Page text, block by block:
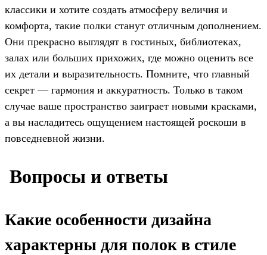
классики и хотите создать атмосферу величия и
комфорта, такие полки станут отличным дополнением.
Они прекрасно выглядят в гостиных, библиотеках,
залах или больших прихожих, где можно оценить все
их детали и выразительность. Помните, что главный
секрет — гармония и аккуратность. Только в таком
случае ваше пространство заиграет новыми красками,
а вы насладитесь ощущением настоящей роскоши в
повседневной жизни.
️ Вопросы и ответы
Какие особенности дизайна
характерны для полок в стиле